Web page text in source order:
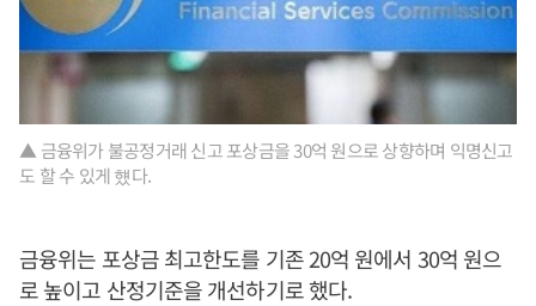
▲ 금융위가 불공정거래 신고 포상금을 30억 원으로 상향하며 익명신고
도 할 수 있게 헀다.
금융위는 포상금 최고한도를 기존 20억 원에서 30억 원으
로 높이고 산정기준을 개선하기로 했다.